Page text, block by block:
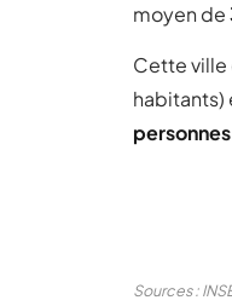
moyen de
Cette ville
habitants)
Sources :